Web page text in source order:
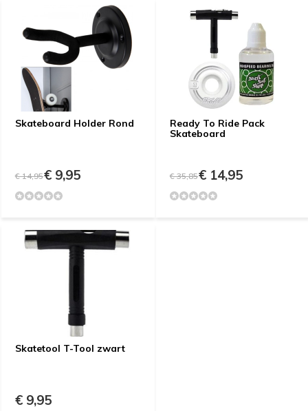
Skateboard Holder Rond
€ 14,95€ 9,95
Ready To Ride Pack
Skateboard
€ 35,85€ 14,95
Skatetool T-Tool zwart
€ 9,95